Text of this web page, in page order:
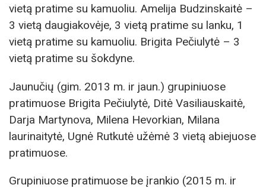
vietą pratime su kamuoliu. Amelija Budzinskaitė –
3 vietą daugiakovėje, 3 vietą pratime su lanku, 1
vietą pratime su kamuoliu. Brigita Pečiulytė – 3
vietą pratime su šokdyne.
Jaunučių (gim. 2013 m. ir jaun.) grupiniuose
pratimuose Brigita Pečiulytė, Ditė Vasiliauskaitė,
Darja Martynova, Milena Hevorkian, Milana
laurinaitytė, Ugnė Rutkutė užėmė 3 vietą abiejuose
pratimuose.
Grupiniuose pratimuose be įrankio (2015 m. ir